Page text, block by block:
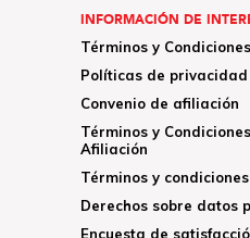
INFORMACIÓN DE
Términos y Condiciones
Políticas de privacidad
Convenio de afiliación
Términos y
Afiliación
Términos y
Derechos sobre datos
Encuesta de